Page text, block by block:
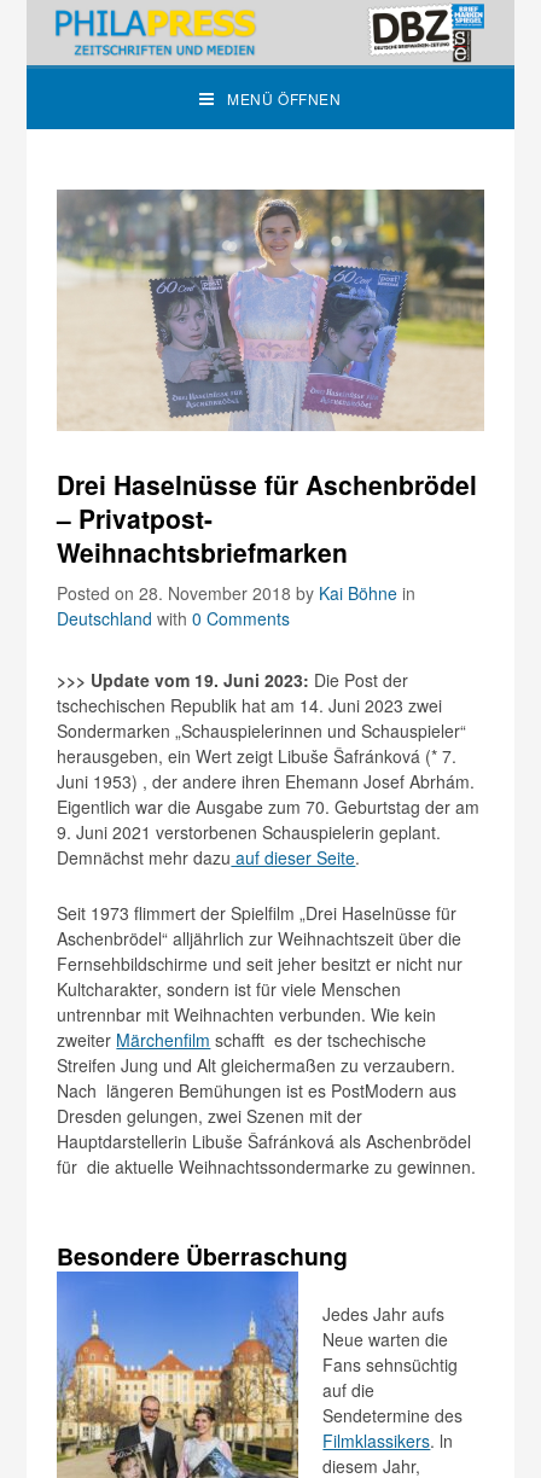
MENÜ ÖFFNEN
Drei Haselnüsse für Aschenbrödel
– Privatpost-
Weihnachtsbriefmarken
Posted on 28. November 2018by Kai Böhne in
Deutschland with0 Comments
>>> Update vom 19. Juni 2023: Die Post der
tschechischen Republik hat am 14. Juni 2023 zwei
Sondermarken „Schauspielerinnen und Schauspieler“
herausgeben, ein Wert zeigt Libuše Šafránková (* 7.
Juni 1953) , der andere ihren Ehemann Josef Abrhám.
Eigentlich war die Ausgabe zum 70. Geburtstag der am
9. Juni 2021 verstorbenen Schauspielerin geplant.
Demnächst mehr dazu auf dieser Seite.
Seit 1973 flimmert der Spielfilm „Drei Haselnüsse für
Aschenbrödel“ alljährlich zur Weihnachtszeit über die
Fernsehbildschirme und seit jeher besitzt er nicht nur
Kultcharakter, sondern ist für viele Menschen
untrennbar mit Weihnachten verbunden. Wie kein
zweiter Märchenfilm schafft es der tschechische
Streifen Jung und Alt gleichermaßen zu verzaubern.
Nach längeren Bemühungen ist es PostModern aus
Dresden gelungen, zwei Szenen mit der
Hauptdarstellerin Libuše Šafránková als Aschenbrödel
für die aktuelle Weihnachtssondermarke zu gewinnen.
Besondere Überraschung
Jedes Jahr aufs
Neue warten die
Fans sehnsüchtig
auf die
Sendetermine des
Filmklassikers. ln
diesem Jahr,